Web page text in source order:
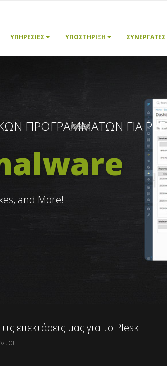
ΥΠΗΡΕΣΊΕΣ ΥΠΟΣΤΉΡΙΞΗ ΣΥΝΕΡΓΆΤΕΣ
ΠΡΟΓΡΑΜΜΑΤΩΝ ΓΙΑ
and More!
επεκτάσεις μας για το Plesk